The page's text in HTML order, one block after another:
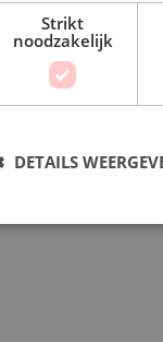
Strikt
noodzakelijk
DETAILS